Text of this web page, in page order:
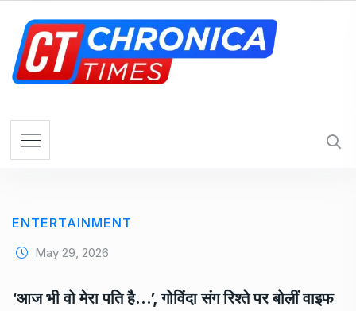
ENTERTAINMENT
May 29, 2026
‘आज भी वो मेरा पति है…’, गोविंदा संग रिश्ते पर बोलीं वाइफ